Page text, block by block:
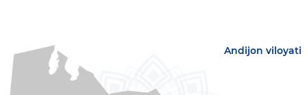
Andijon viloyati